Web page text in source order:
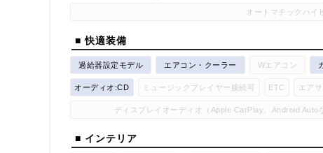
オートマチックハイ
■ 快適装備
過給器設定モデル エアコン・クーラー Wエアコン
オーディオ:CD ミュージックプレイヤー接続可 ETC エア
ディスプレイオーディオ（Apple CarPlay、Android Auto
■ インテリア